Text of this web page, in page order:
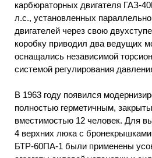
карбюраторных двигателя ГАЗ-
л.с., установленных
двигателей через свою
коробку приводил два ведущих
оснащались независимой
системой регулирования
В 1963 году появился
полностью герметичным,
вместимостью 12 человек. Для
4 верхних люка с
БТР-60ПА-1 были применены